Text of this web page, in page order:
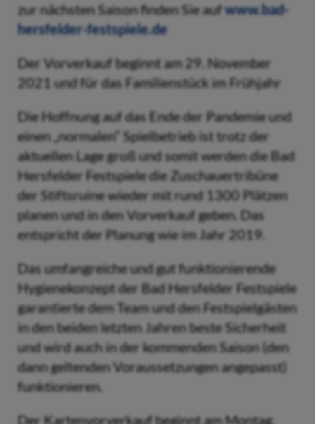
zur nächsten Saison finden Sie aufwww.bad-
hersfelder-festspiele.de
Der Vorverkauf beginnt am 29. November
2021 und für das Familienstück im Frühjahr
Die Hoffnung auf das Ende der Pandemie und
einen „normalen“ Spielbetrieb ist trotz der
aktuellen Lage groß und somit werden die Bad
Hersfelder Festspiele die Zuschauertribüne
der Stiftsruine wieder mit rund 1300 Plätzen
planen und in den Vorverkauf geben. Das
entspricht der Planung wie im Jahr 2019.
Das umfangreiche und gut funktionierende
Hygienekonzept der Bad Hersfelder Festspiele
garantierte dem Team und den Festspielgästen
in den beiden letzten Jahren beste Sicherheit
und wird auch in der kommenden Saison (den
dann geltenden Voraussetzungen angepasst)
funktionieren.
Der Kartenvorverkauf beginnt am Montag,